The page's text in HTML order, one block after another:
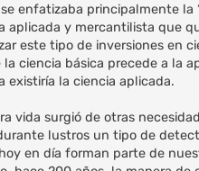
enfatizaba principalmente
aplicada y mercantilista que
este tipo de inversiones en
ciencia básica precede a la
existiría la ciencia aplicada.
vida surgió de otras
lustros un tipo de
en día forman parte de